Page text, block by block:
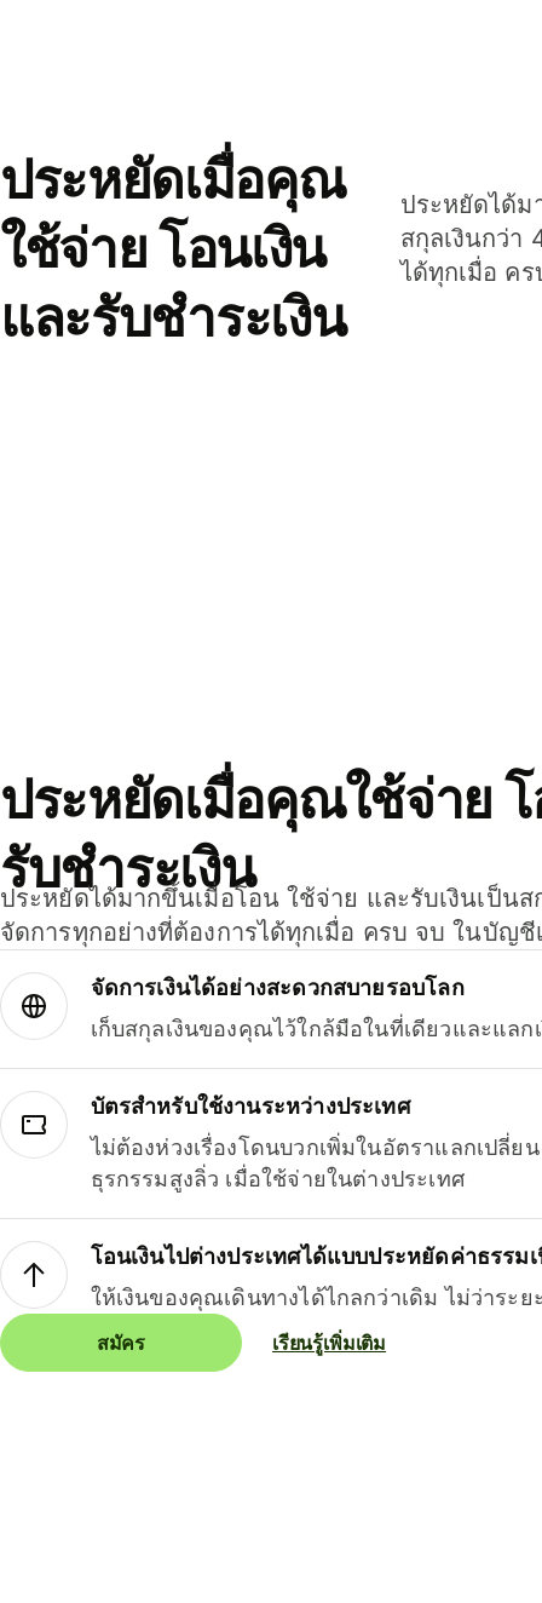
ประหยัดเมื่อคุณ
ใช้จ่าย โอนเงิน
และรับชำระเงิน
ประหยัดได้ม
สกุลเงินกว่า
ได้ทุกเมื่อ ค
ประหยัดเมื่อคุณใช้จ่าย โ
รับชำระเงิน
ประหยัดได้มากขึ้นเมื่อโอน ใช้จ่าย และรับเงินเป็น
จัดการทุกอย่างที่ต้องการได้ทุกเมื่อ ครบ จบ ในบัญชี
จัดการเงินได้อย่างสะดวกสบายรอบโลก
เก็บสกุลเงินของคุณไว้ใกล้มือในที่เดียวและแลก
บัตรสำหรับใช้งานระหว่างประเทศ
ไม่ต้องห่วงเรื่องโดนบวกเพิ่มในอัตราแลกเปลี่ย
ธุรกรรมสูงลิ่ว เมื่อใช้จ่ายในต่างประเทศ
โอนเงินไปต่างประเทศได้แบบประหยัดค่าธรรม
ให้เงินของคุณเดินทางได้ไกลกว่าเดิม ไม่ว่าระย
สมัคร เรียนรู้เพิ่มเติม